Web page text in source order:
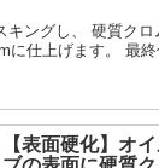
ングし、 硬質クロ
に仕上げます。 最
【表面硬化】オ